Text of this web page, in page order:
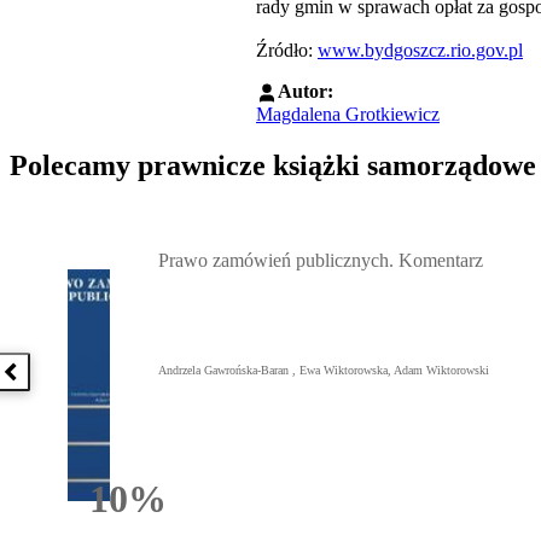
rady gmin w sprawach opłat za
Źródło: www.bydgoszcz.rio.gov.pl
Autor:
Magdalena Grotkiewicz
Polecamy prawnicze książki samorządowe
Poprzednia książka
10%Rabatu
Prawo zamówień publicznych. Komentarz
Andrzela Gawrońska-Baran , Ewa Wiktorowska, Adam Wiktorowski